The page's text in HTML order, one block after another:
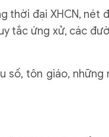
thời đại XHCN, nét
tắc ứng xử, các
số, tôn giáo, những